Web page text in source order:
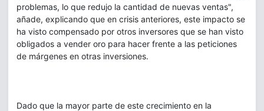
problemas, lo que redujo la cantidad de nuevas ventas",
añade, explicando que en crisis anteriores, este impacto se
ha visto compensado por otros inversores que se han visto
obligados a vender oro para hacer frente a las peticiones
de márgenes en otras inversiones.
Dado que la mayor parte de este crecimiento en la